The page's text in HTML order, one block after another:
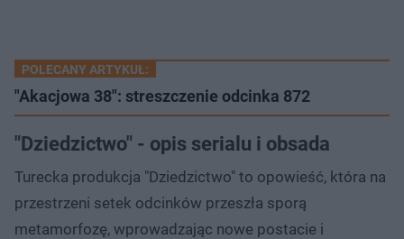
POLECANY ARTYKUŁ:
"Akacjowa 38": streszczenie odcinka 872
"Dziedzictwo" - opis serialu i obsada
Turecka produkcja "Dziedzictwo" to opowieść, która na
przestrzeni setek odcinków przeszła sporą
metamorfozę, wprowadzając nowe postacie i